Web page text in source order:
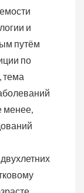
и
путём
по
тема
менее,